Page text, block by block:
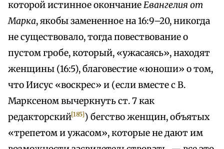
которой истинное окончаниеЕвангелия от
Марка, якобы замененное на 16:9–20, никогда
не существовало, тогда повествование о
пустом гробе, который, «ужасаясь», находят
женщины (16:5), благовестие «юноши» о том,
что Иисус «воскрес» и (если вместе с В.
Марксеном вычеркнуть ст. 7 как
редакторский[185]) бегство женщин, объятых
«трепетом и ужасом», которые не дают им